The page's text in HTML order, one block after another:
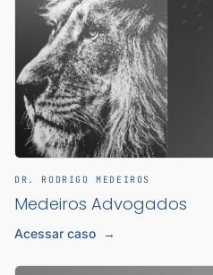
DR. RODRIGO MEDEIROS
Medeiros Advogados
Acessar caso →